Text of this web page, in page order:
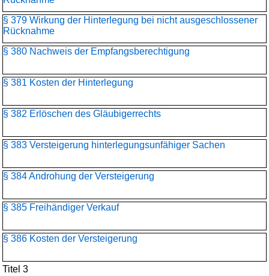
§ 379 Wirkung der Hinterlegung bei nicht ausgeschlossener
Rücknahme
§ 380 Nachweis der Empfangsberechtigung
§ 381 Kosten der Hinterlegung
§ 382 Erlöschen des Gläubigerrechts
§ 383 Versteigerung hinterlegungsunfähiger Sachen
§ 384 Androhung der Versteigerung
§ 385 Freihändiger Verkauf
§ 386 Kosten der Versteigerung
Titel 3